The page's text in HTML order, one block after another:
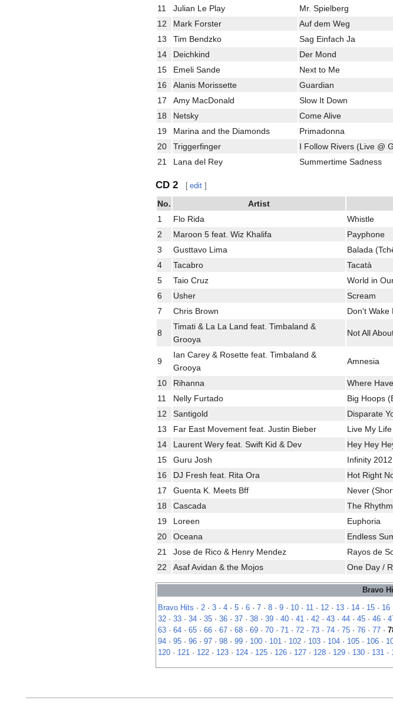
11
Julian Le Play Mr. Spielberg
12
Mark Forster Auf dem Weg
13
Tim Bendzko Sag Einfach Ja
14
Deichkind Der Mond
15
Emeli Sande Next to Me
16
Alanis Morissette Guardian
17
Amy MacDonald Slow It Down
18
Netsky Come Alive
19
Marina and the Diamonds Primadonna
20
Triggerfinger I Follow Rivers (Live @
21
Lana del Rey Summertime Sadness
CD 2 [ edit ]
No. Artist
1
Flo Rida Whistle
2
Maroon 5 feat. Wiz Khalifa Payphone
3
Gusttavo Lima Balada
4
Tacabro Tacatà
5
Taio Cruz World in
6
Usher Scream
7
Chris Brown Don't Wake
8
Timati & La La Land feat. Timbaland &
Grooya
Not All
9
Ian Carey & Rosette feat. Timbaland &
Grooya
Amnesia
10 Rihanna Where
11
Nelly Furtado Big Hoops
12
Santigold Disparate
13
Far East Movement feat. Justin Bieber Live My Life
14
Laurent Wery feat. Swift Kid & Dev Hey Hey
15
Guru Josh Infinity
16
DJ Fresh feat. Rita Ora Hot Right
17
Guenta K. Meets Bff Never
18
Cascada The
19
Loreen Euphoria
20
Oceana Endless
21
Jose de Rico & Henry Mendez Rayos de
22
Asaf Avidan & the Mojos One Day /
Bravo
Bravo Hits · 2 · 3 · 4 · 5 · 6 · 7 · 8 · 9 · 10 · 11 · 12 · 13 · 14 · 15 · 16
32 · 33 · 34 · 35 · 36 · 37 · 38 · 39 · 40 · 41 · 42 · 43 · 44 · 45 · 46 ·
63 · 64 · 65 · 66 · 67 · 68 · 69 · 70 · 71 · 72 · 73 · 74 · 75 · 76 · 77 ·
94 · 95 · 96 · 97 · 98 · 99 · 100 · 101 · 102 · 103 · 104 · 105 · 106 ·
120 · 121 · 122 · 123 · 124 · 125 · 126 · 127 · 128 · 129 · 130 · 131 ·